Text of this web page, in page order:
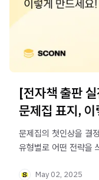
[전자책 출판
문제집 표지,
문제집의 첫인상을 결
유형별로 어떤 전략을
May 02, 2025